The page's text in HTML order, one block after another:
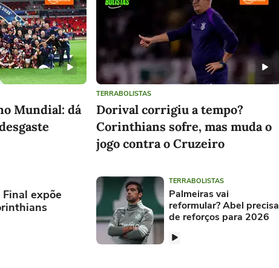
Mundial: dá
TERRABOLISTAS
Dorival corrigiu a tempo?
Corinthians sofre, mas muda o
jogo contra o Cruzeiro
expõe
TERRABOLISTAS
Palmeiras vai
reformular? Abel precisa
de reforços para 2026